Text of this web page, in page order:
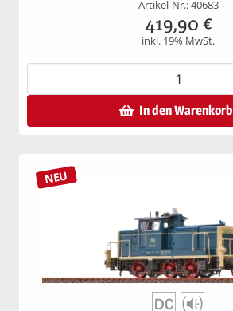
Artikel-Nr.: 40683
419,90 €
inkl. 19% MwSt.
In den Warenkorb
NEU